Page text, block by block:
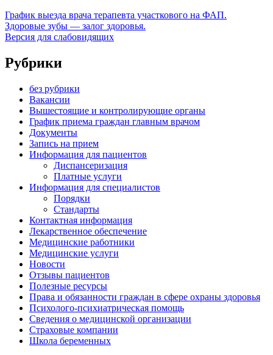
График выезда врача терапевта участкового на ФАП.
Здоровые зубы — залог здоровья.
Версия для слабовидящих
Рубрики
без рубрики
Вакансии
Вышестоящие и контролирующие органы
График приема граждан главным врачом
Документы
Запись на прием
Информация для пациентов
Диспансеризация
Платные услуги
Информация для специалистов
Порядки
Стандарты
Контактная информация
Лекарственное обеспечение
Медицинские работники
Медицинские услуги
Новости
Отзывы пациентов
Полезные ресурсы
Права и обязанности граждан в сфере охраны здоровья
Психолого-психиатрическая помощь
Сведения о медицинской организации
Страховые компании
Школа беременных